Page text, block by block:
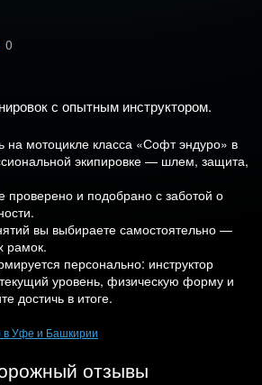
0
с опытным инструктором.
на мотоцикле класса «Софт эндуро» в
экипировке — шлем, защита,
проверено и подобрано с заботой о
вы выбираете самостоятельно —
рамок.
персонально: инструктор
уровень, физическую форму и
достичь в итоге.
в Уфе и Башкирии
отзывы